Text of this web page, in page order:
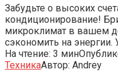
Забудьте о высоких
кондиционирование!
микроклимат в вашем
сэкономить на энергии.
На чтение: 3 мин
ТехникаАвтор: Andrey